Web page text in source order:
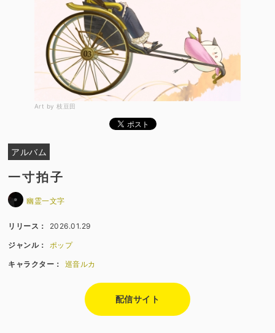
Art by 枝豆田
アルバム
一寸拍子
幽霊一文字
リリース： 2026.01.29
ジャンル： ポップ
キャラクター： 巡音ルカ
配信サイト